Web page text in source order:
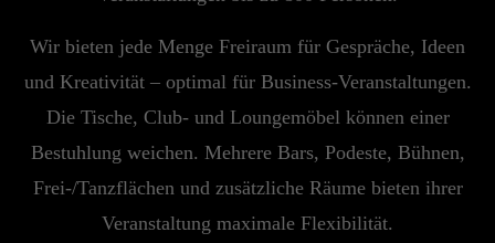
Drop us a line
About us
Wir bieten jede Menge Freiraum für Gespräche, Ideen
und Kreativität – optimal für Business-Veranstaltungen.
Die Tische, Club- und Loungemöbel können einer
Bestuhlung weichen. Mehrere Bars, Podeste, Bühnen,
Frei-/Tanzflächen und zusätzliche Räume bieten ihrer
Veranstaltung maximale Flexibilität.